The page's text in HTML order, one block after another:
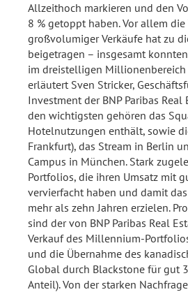
Allzeithoch markieren und den
8 % getoppt haben. Vor allem
großvolumiger Verkäufe hat zu
beigetragen – insgesamt
im dreistelligen Millionenbereich
erläutert Sven Stricker,
Investment der BNP Paribas Real
den wichtigsten gehören das
Hotelnutzungen enthält, sowie
Frankfurt), das Stream in Berlin
Campus in München. Stark
Portfolios, die ihren Umsatz mit
vervierfacht haben und damit
mehr als zehn Jahren erzielen.
sind der von BNP Paribas Real
Verkauf des Millennium-
und die Übernahme des
Global durch Blackstone für gut
Anteil). Von der starken